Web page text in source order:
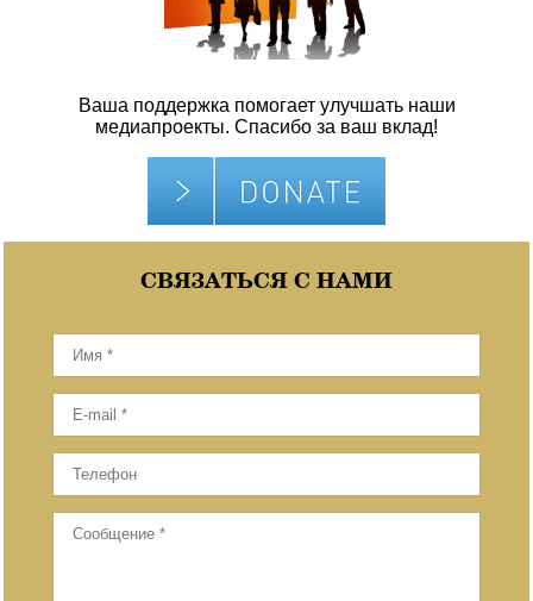
Ваша поддержка помогает улучшать наши
медиапроекты. Спасибо за ваш вклад!
СВЯЗАТЬСЯ С НАМИ